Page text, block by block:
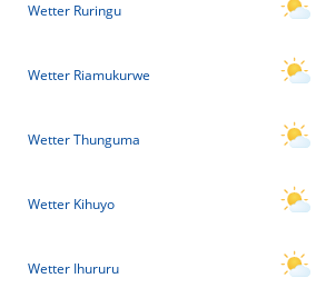
Wetter Ruringu
Wetter Riamukurwe
Wetter Thunguma
Wetter Kihuyo
Wetter Ihururu